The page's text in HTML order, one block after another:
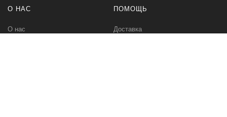
О НАС
О нас
ПОМОЩЬ
Доставка